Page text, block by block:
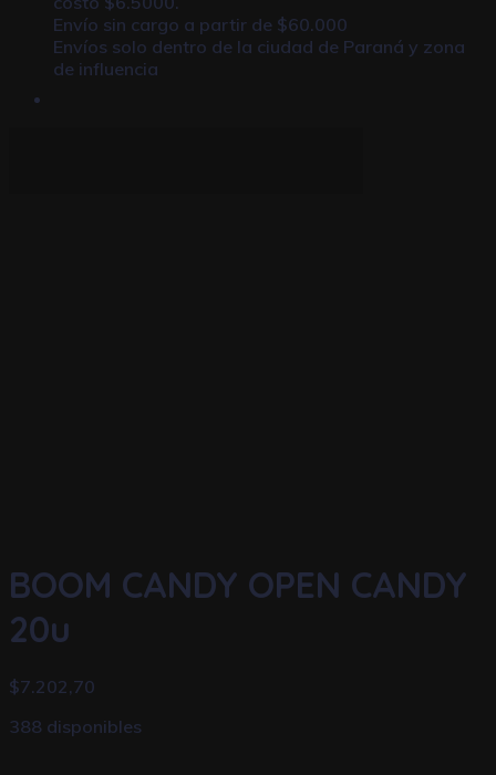
Envío sin cargo a partir de $60.000
Envíos solo dentro de la ciudad de Paraná y zona
de influencia
BOOM CANDY OPEN CANDY
20u
$7.202,70
388 disponibles